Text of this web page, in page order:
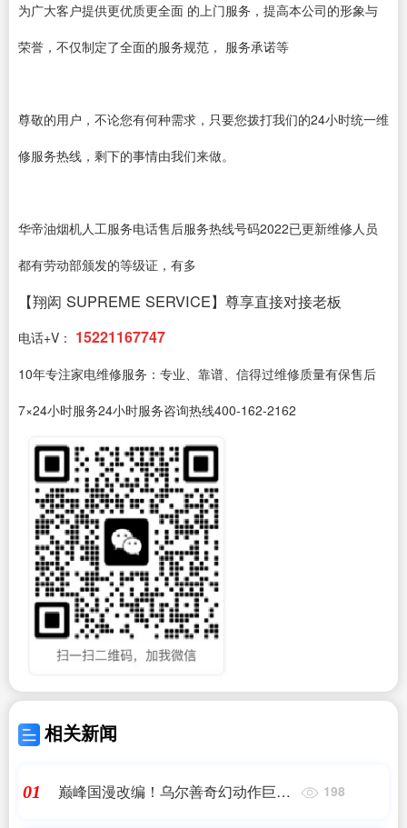
为广大客户提供更优质更全面 的上门服务，提高本公司的形象与
荣誉，不仅制定了全面的服务规范， 服务承诺等
尊敬的用户，不论您有何种需求，只要您拨打我们的24小时统一维
修服务热线，剩下的事情由我们来做。
华帝油烟机人工服务电话售后服务热线号码2022已更新维修人员
都有劳动部颁发的等级证，有多
【翔闳 SUPREME SERVICE】尊享直接对接老板
电话+V： 15221167747
10年专注家电维修服务：专业、靠谱、信得过维修质量有保售后
7×24小时服务24小时服务咨询热线400-162-2162
相关新闻
01
巅峰国漫改编！乌尔善奇幻动作巨制
198